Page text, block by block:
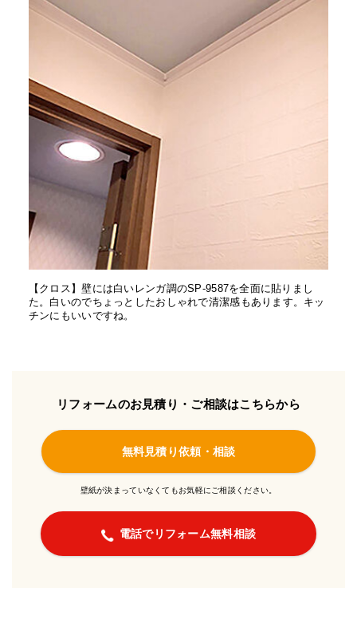
【クロス】壁には白いレンガ調のSP-9587を全面に貼りまし
た。白いのでちょっとしたおしゃれで清潔感もあります。キッ
チンにもいいですね。
リフォームのお見積り・ご相談はこちらから
無料見積り依頼・相談
壁紙が決まっていなくてもお気軽にご相談ください。
電話でリフォーム無料相談